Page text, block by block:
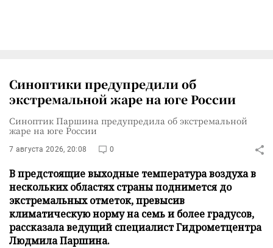
Синоптики предупредили об
экстремальной жаре на юге России
Синоптик Паршина предупредила об экстремальной
жаре на юге России
7 августа 2026, 20:08 0
В предстоящие выходные температура воздуха в
нескольких областях страны поднимется до
экстремальных отметок, превысив
климатическую норму на семь и более градусов,
рассказала ведущий специалист Гидрометцентра
Людмила Паршина.